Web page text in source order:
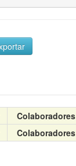
Colaboradores
Colaboradores